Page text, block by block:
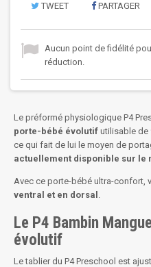
TWEET PARTAGER
Aucun point de fidélité
réduction.
Le préformé physiologique P4
porte-bébé évolutif utilisable de
ce qui fait de lui le moyen de
actuellement disponible sur le
Avec ce porte-bébé ultra-confort,
ventral et en dorsal .
Le P4 Bambin
évolutif
Le tablier du P4 Preschool est